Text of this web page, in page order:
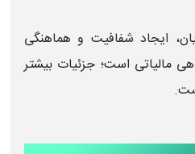
ایجاد شفافیت و هماهنگی
مالیاتی است؛ جزئیات بیشتر